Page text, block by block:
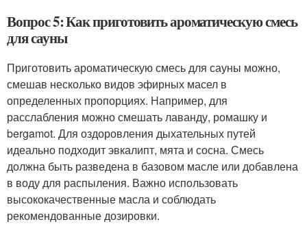
Вопрос 5: Как приготовить ароматическую смесь
для сауны
Приготовить ароматическую смесь для сауны можно,
смешав несколько видов эфирных масел в
определенных пропорциях. Например, для
расслабления можно смешать лаванду, ромашку и
bergamot. Для оздоровления дыхательных путей
идеально подходит эвкалипт, мята и сосна. Смесь
должна быть разведена в базовом масле или добавлена
в воду для распыления. Важно использовать
высококачественные масла и соблюдать
рекомендованные дозировки.